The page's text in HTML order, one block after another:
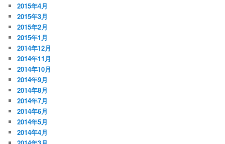
2015年4月
2015年3月
2015年2月
2015年1月
2014年12月
2014年11月
2014年10月
2014年9月
2014年8月
2014年7月
2014年6月
2014年5月
2014年4月